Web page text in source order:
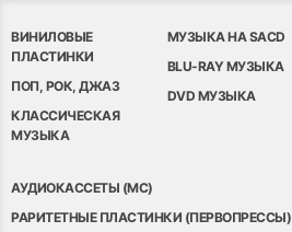
ВИНИЛОВЫЕ
ПЛАСТИНКИ
ПОП, РОК, ДЖАЗ
КЛАССИЧЕСКАЯ
МУЗЫКА
МУЗЫКА НА SACD
BLU-RAY МУЗЫКА
DVD МУЗЫКА
АУДИОКАССЕТЫ (MC)
РАРИТЕТНЫЕ ПЛАСТИНКИ (ПЕРВОПРЕССЫ)